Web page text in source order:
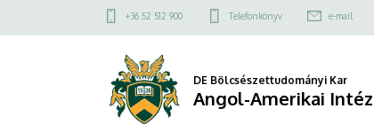
Amerikai
a
Felső
menü
+36 52 512 900 Telefonkönyv e-mail
DE Bölcsészettudományi Kar
Angol-Amerikai